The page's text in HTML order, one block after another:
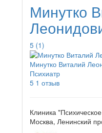
Минутко
5 (1)
Минутко Виталий
Психиатр
5 1 отзыв
Клиника
Москва, Ленинский